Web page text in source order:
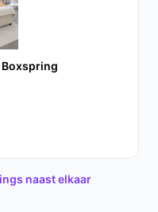
met een
biedt.
prijzen op beste-
naast elkaar